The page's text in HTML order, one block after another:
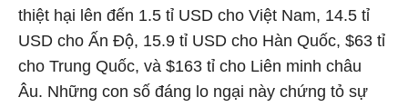
thiệt hại lên đến 1.5 tỉ USD cho Việt Nam, 14.5 tỉ
USD cho Ấn Độ, 15.9 tỉ USD cho Hàn Quốc, $63 tỉ
cho Trung Quốc, và $163 tỉ cho Liên minh châu
Âu. Những con số đáng lo ngại này chứng tỏ sự